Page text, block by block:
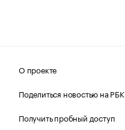
О проекте
Поделиться новостью на РБК
Получить пробный доступ